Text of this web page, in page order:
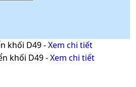
khối D49-Xem chi tiết
khối D49-Xem chi tiết